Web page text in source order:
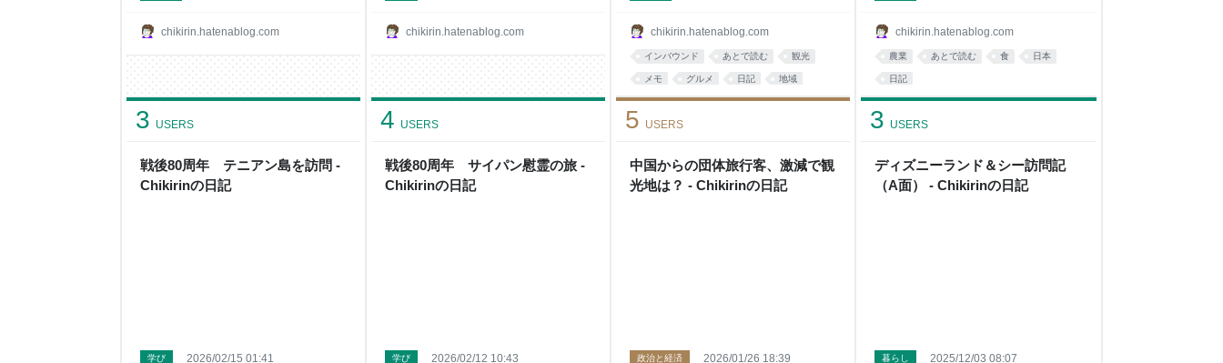
chikirin.hatenablog.com chikirin.hatenablog.com chikirin.hatenablog.com
インバウンド あとで読む 観光
メモ グルメ 日記 地域
chikirin.hatenablog.com
農業 あとで読む 食 日本
日記
戦後80周年 テニアン島を訪問 -
Chikirinの日記
3 USERS
学び 2026/02/15 01:41
戦後80周年 サイパン慰霊の旅 -
Chikirinの日記
4 USERS
学び 2026/02/12 10:43
中国からの団体旅行客、激減で観
光地は？ - Chikirinの日記
5 USERS
政治と経済 2026/01/26 18:39
ディズニーランド＆シー訪問記
（A面） - Chikirinの日記
3 USERS
暮らし 2025/12/03 08:07